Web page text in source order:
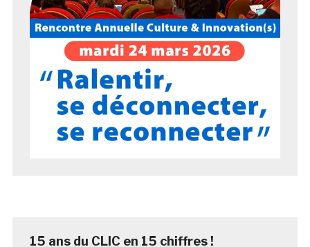
15 ans du CLIC en 15 chiffres !